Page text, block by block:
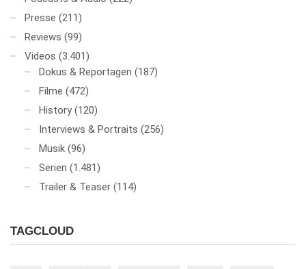
Presse (211)
Reviews (99)
Videos (3.401)
Dokus & Reportagen (187)
Filme (472)
History (120)
Interviews & Portraits (256)
Musik (96)
Serien (1.481)
Trailer & Teaser (114)
TAGCLOUD